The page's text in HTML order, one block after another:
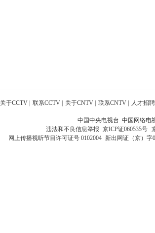
关于CCTV 联系CCTV 关于CNTV 联系CNTV 人才招聘
中国中央电视台 中国网络电
违法和不良信息举报 京ICP证060535号
网上传播视听节目许可证号 0102004 新出网证（京）